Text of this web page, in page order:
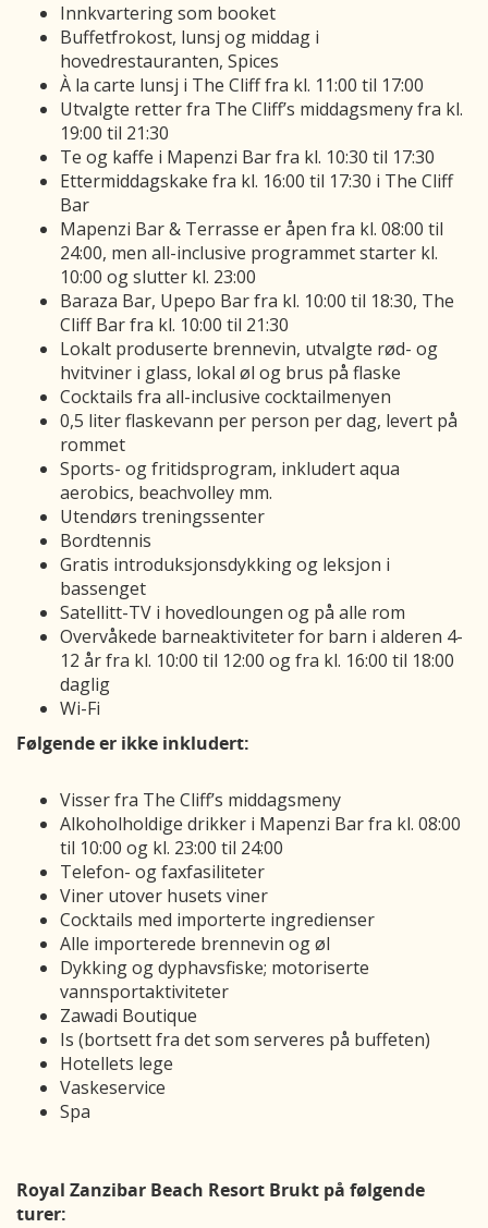
Innkvartering som booket
Buffetfrokost, lunsj og middag i
hovedrestauranten, Spices
À la carte lunsj i The Cliff fra kl. 11:00 til 17:00
Utvalgte retter fra The Cliff’s middagsmeny fra kl.
19:00 til 21:30
Te og kaffe i Mapenzi Bar fra kl. 10:30 til 17:30
Ettermiddagskake fra kl. 16:00 til 17:30 i The Cliff
Bar
Mapenzi Bar & Terrasse er åpen fra kl. 08:00 til
24:00, men all-inclusive programmet starter kl.
10:00 og slutter kl. 23:00
Baraza Bar, Upepo Bar fra kl. 10:00 til 18:30, The
Cliff Bar fra kl. 10:00 til 21:30
Lokalt produserte brennevin, utvalgte rød- og
hvitviner i glass, lokal øl og brus på flaske
Cocktails fra all-inclusive cocktailmenyen
0,5 liter flaskevann per person per dag, levert på
rommet
Sports- og fritidsprogram, inkludert aqua
aerobics, beachvolley mm.
Utendørs treningssenter
Bordtennis
Gratis introduksjonsdykking og leksjon i
bassenget
Satellitt-TV i hovedloungen og på alle rom
Overvåkede barneaktiviteter for barn i alderen 4-
12 år fra kl. 10:00 til 12:00 og fra kl. 16:00 til 18:00
daglig
Wi-Fi
Følgende er ikke inkludert:
Visser fra The Cliff’s middagsmeny
Alkoholholdige drikker i Mapenzi Bar fra kl. 08:00
til 10:00 og kl. 23:00 til 24:00
Telefon- og faxfasiliteter
Viner utover husets viner
Cocktails med importerte ingredienser
Alle importerede brennevin og øl
Dykking og dyphavsfiske; motoriserte
vannsportaktiviteter
Zawadi Boutique
Is (bortsett fra det som serveres på buffeten)
Hotellets lege
Vaskeservice
Spa
Royal Zanzibar Beach Resort Brukt på følgende
turer: